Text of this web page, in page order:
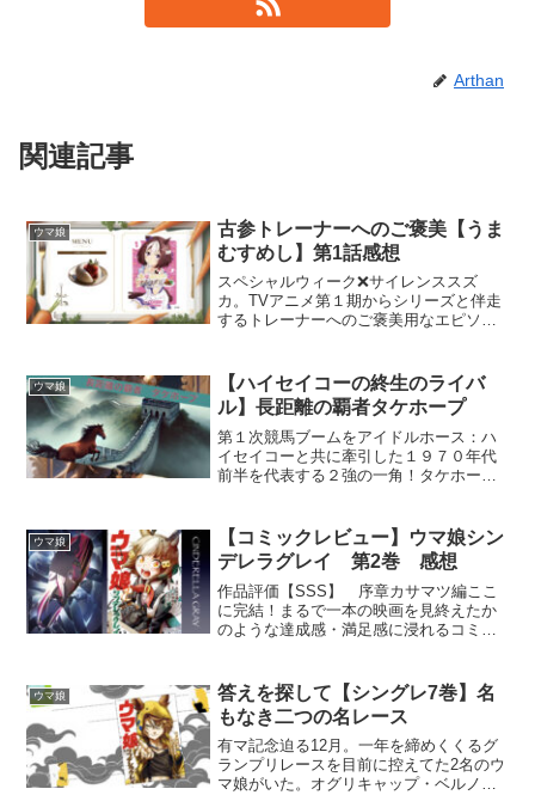
Arthan
関連記事
ウマ娘
古参トレーナーへのご褒美【うま
むすめし】第1話感想
スペシャルウィーク❌サイレンススズ
カ。TVアニメ第１期からシリーズと伴走
するトレーナーへのご褒美用なエピソー
ウマ娘
【ハイセイコーの終生のライバ
ル】長距離の覇者タケホープ
第１次競馬ブームをアイドルホース：ハ
イセイコーと共に牽引した１９７０年代
前半を代表する２強の一角！タケホー
に姿を表す新ウマ娘はこの方ではないか
と予想！
ウマ娘
【コミックレビュー】ウマ娘シン
デレラグレイ 第2巻 感想
作品評価【SSS】 序章カサマツ編ここ
に完結！まるで一本の映画を見終えたか
のような達成感・満足感に浸れるコミッ
ウマ娘
答えを探して【シングレ7巻】名
もなき二つの名レース
有マ記念迫る12月。一年を締めくくるグ
ランプリレースを目前に控えてた2名のウ
マ娘がいた。オグリキャップ・ベルノラ